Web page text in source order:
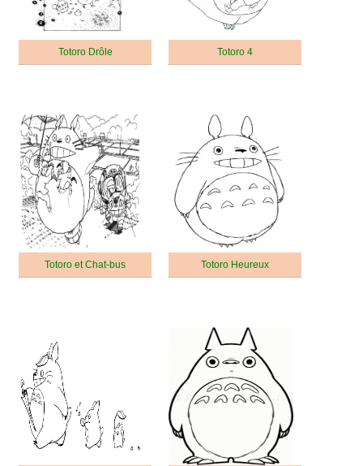
Totoro Drôle Totoro 4
Totoro et Chat-bus Totoro Heureux